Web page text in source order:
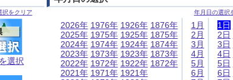
択をクリア
選択
年月日の選択
2026年
2025年
2024年
2023年
2022年
2021年
1976年
1975年
1974年
1973年
1972年
1971年
1926年
1925年
1924年
1923年
1922年
1921年
1876年
1875年
1874年
1873年
1872年
1月
2月
3月
4月
5月
6月
1日
2日
3日
4日
5日
6日